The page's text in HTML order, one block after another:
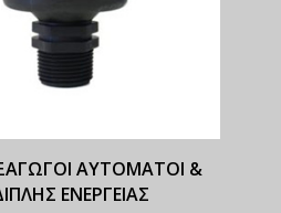
ΑΥΤΟΜΑΤΟΙ &
ΕΝΕΡΓΕΙΑΣ